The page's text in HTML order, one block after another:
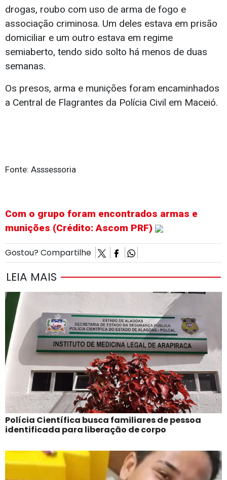
drogas, roubo com uso de arma de fogo e
associação criminosa. Um deles estava em prisão
domiciliar e um outro estava em regime
semiaberto, tendo sido solto há menos de duas
semanas.
Os presos, arma e munições foram encaminhados
a Central de Flagrantes da Polícia Civil em Maceió.
Fonte: Asssessoria
Com o grupo foram encontrados armas e
munições (Crédito: Ascom PRF)
Gostou? Compartilhe
LEIA MAIS
Polícia Científica busca familiares de pessoa
identificada para liberação de corpo